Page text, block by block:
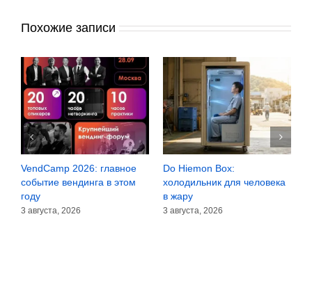
Похожие записи
VendCamp 2026: главное
событие вендинга в этом
году
3 августа, 2026
Do Hiemon Box:
холодильник для человека
в жару
3 августа, 2026